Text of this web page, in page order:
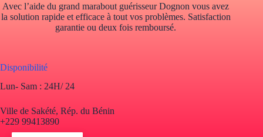
Avec l’aide du grand marabout guérisseur Dognon vous avez
la solution rapide et efficace à tout vos problèmes. Satisfaction
garantie ou deux fois remboursé.
Disponibilité
Lun- Sam : 24H/ 24
Ville de Sakété, Rép. du Bénin
+229 99413890